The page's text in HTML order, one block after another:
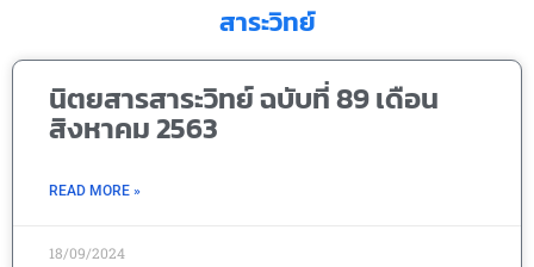
สาระวิทย์
นิตยสารสาระวิทย์ ฉบับที่ 89 เดือน
สิงหาคม 2563
READ MORE »
18/09/2024